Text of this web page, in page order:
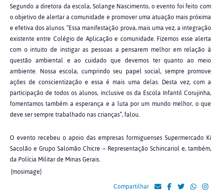
Segundo a diretora da escola, Solange Nascimento, o evento foi feito com
o objetivo de alertar a comunidade e promover uma atuação mais próxima
e efetiva dos alunos. “Essa manifestação prova, mais uma vez, a integração
existente entre Colégio de Aplicação e comunidade. Fizemos esse alerta
com o intuito de instigar as pessoas a pensarem melhor em relação à
questão ambiental e ao cuidado que devemos ter quanto ao meio
ambiente. Nossa escola, cumprindo seu papel social, sempre promove
ações de conscientização e essa é mais uma delas. Desta vez, com a
participação de todos os alunos, inclusive os da Escola Infantil Corujinha,
fomentamos também a esperança e a luta por um mundo melhor, o que
deve ser sempre trabalhado nas crianças”, falou.
O evento recebeu o apoio das empresas formiguenses Supermercado Ki
Sacolão e Grupo Salomão Chicre – Representação Schincariol e, também,
da Polícia Militar de Minas Gerais.
{mosimage}
Compartilhar